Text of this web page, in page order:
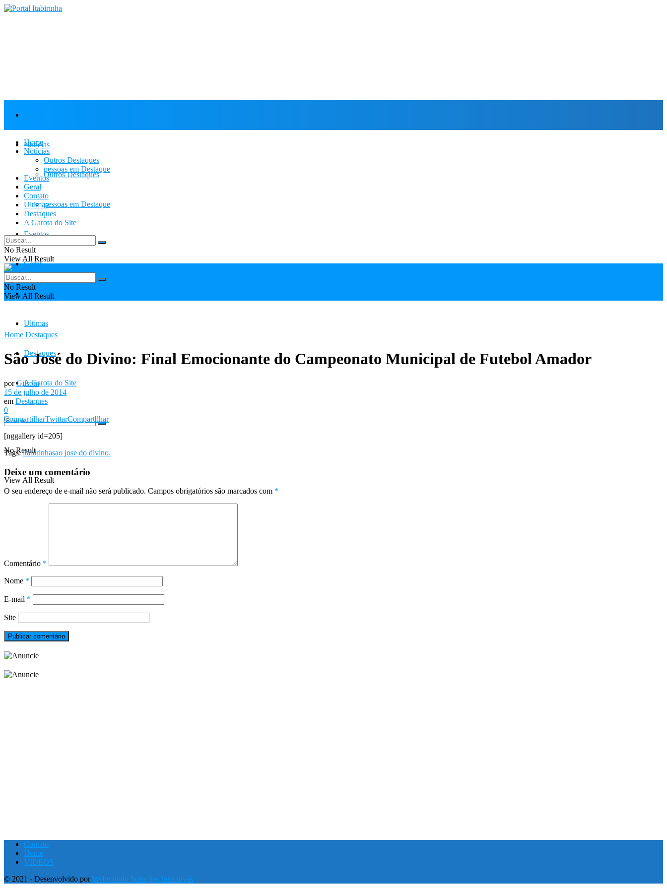
Notícias
Outros Destaques
pessoas em Destaque
Eventos
Geral
Contato
Ultimas
Destaques
A Garota do Site
No Result
View All Result
Home
Notícias
Outros Destaques
pessoas em Destaque
Eventos
Geral
Contato
Ultimas
Destaques
A Garota do Site
No Result
View All Result
No Result
View All Result
Home Destaques
São José do Divino: Final Emocionante do Campeonato Municipal de Futebol Amador
por Gilsom
15 de julho de 2014
em Destaques
0
CompartilharTwittarCompartilhar
[nggallery id=205]
Tags: itabirinhasao jose do divino.
Deixe um comentário
O seu endereço de e-mail não será publicado. Campos obrigatórios são marcados com *
Comentário *
Nome *
E-mail *
Site
Contato
Home
VIDEOS
© 2021 - Desenvolvido porWebmundo Soluções Interativas